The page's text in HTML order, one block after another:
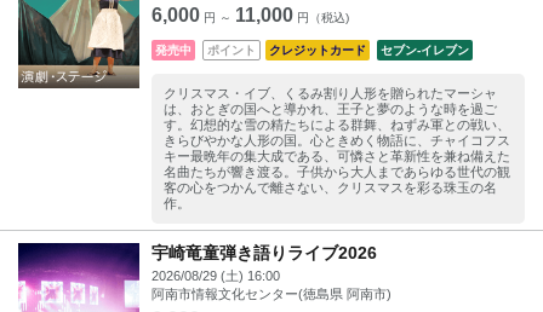
6,000 円 ～ 11,000 円（税込)
発売中 ポイント クレジットカード セブン‐イレブン
クリスマス・イブ、くるみ割り人形を贈られたマーシャ
は、おとぎの国へと導かれ、王子と夢のような時を過ご
す。幻想的な雪の精たちによる群舞、ねずみ軍との戦い、
きらびやかな人形の国。心ときめく物語に、チャイコフス
キー最晩年の集大成である、可憐さと革新性を兼ね備えた
名曲たちが響き渡る。子供から大人まであらゆる世代の観
客の心をつかんで離さない、クリスマスを彩る珠玉の名
作。
宇崎竜童弾き語りライブ2026
2026/08/29 (土) 16:00
阿南市情報文化センター(徳島県 阿南市)